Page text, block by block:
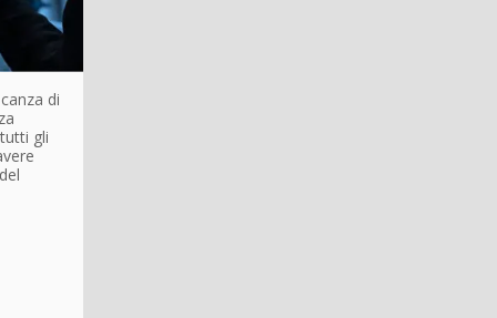
di
gli